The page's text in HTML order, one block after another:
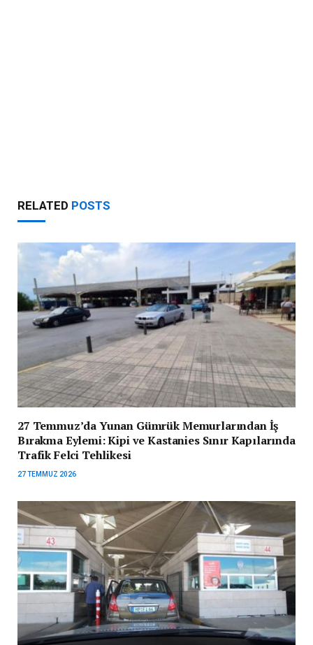
RELATED POSTS
27 Temmuz’da Yunan Gümrük Memurlarından İş
Bırakma Eylemi: Kipi ve Kastanies Sınır Kapılarında
Trafik Felci Tehlikesi
27 TEMMUZ 2026